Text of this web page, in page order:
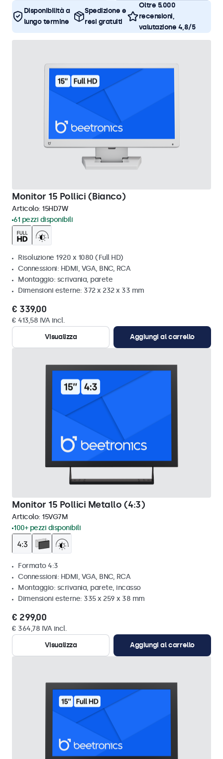
Disponibilità a
lungo termine
Spedizione e
resi gratuiti
Oltre 5.000
recensioni,
valutazione 4,8/5
Monitor 15 Pollici (Bianco)
Articolo: 15HD7W
61 pezzi disponibili
Risoluzione 1920 x 1080 (Full HD)
Connessioni: HDMI, VGA, BNC, RCA
Montaggio: scrivania, parete
Dimensioni esterne: 372 x 232 x 33 mm
€ 339,00
€ 413,58 IVA incl.
Visualizza
Aggiungi al carrello
Monitor 15 Pollici Metallo (4:3)
Articolo: 15VG7M
100+ pezzi disponibili
Formato 4:3
Connessioni: HDMI, VGA, BNC, RCA
Montaggio: scrivania, parete, incasso
Dimensioni esterne: 335 x 259 x 38 mm
€ 299,00
€ 364,78 IVA incl.
Visualizza
Aggiungi al carrello